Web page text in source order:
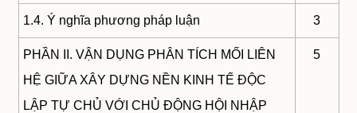
1.4. Ý nghĩa phương pháp luận 3
PHẦN II. VẬN DỤNG PHÂN TÍCH MỐI LIÊN
HỆ GIỮA XÂY DỰNG NỀN KINH TẾ ĐỘC
LẬP TỰ CHỦ VỚI CHỦ ĐỘNG HỘI NHẬP
5